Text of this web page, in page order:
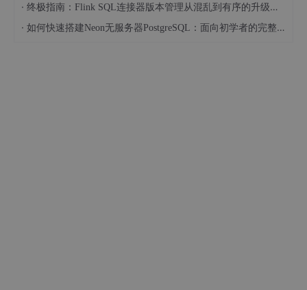
· 终极指南：Flink SQL连接器版本管理从混乱到有序的升级之路
· 如何快速搭建Neon无服务器PostgreSQL：面向初学者的完整指南